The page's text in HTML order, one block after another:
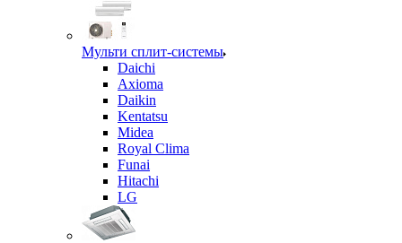
Мульти сплит-системы
Daichi
Axioma
Daikin
Kentatsu
Midea
Royal Clima
Funai
Hitachi
LG